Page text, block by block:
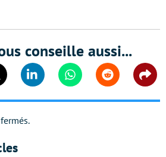
conseille aussi...
Linkedin WhatsappReddit